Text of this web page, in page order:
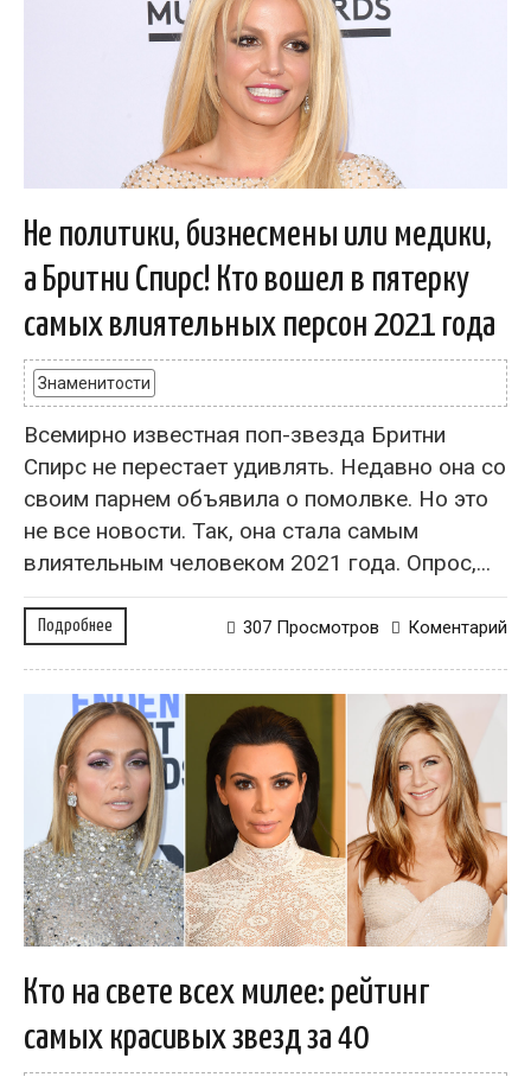
Не политики, бизнесмены или медики,
а Бритни Спирс! Кто вошел в пятерку
самых влиятельных персон 2021 года
Знаменитости
Всемирно известная поп-звезда Бритни
Спирс не перестает удивлять. Недавно она со
своим парнем объявила о помолвке. Но это
не все новости. Так, она стала самым
влиятельным человеком 2021 года. Опрос,...
Подробнее Коментарий
307 Просмотров
Кто на свете всех милее: рейтинг
самых красивых звезд за 40